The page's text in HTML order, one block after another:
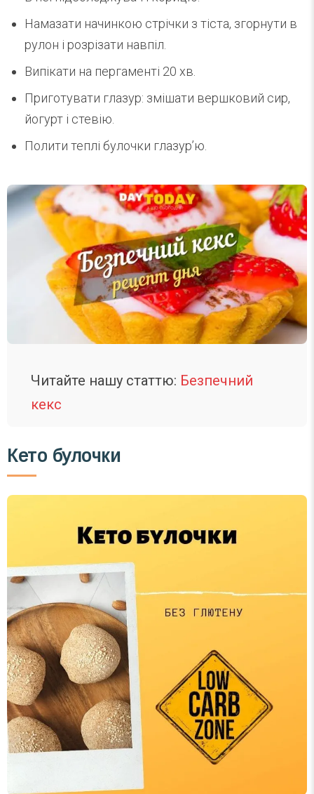
Намазати начинкою стрічки з тіста, згорнути в
рулон і розрізати навпіл.
Випікати на пергаменті 20 хв.
Приготувати глазур: змішати вершковий сир,
йогурт і стевію.
Полити теплі булочки глазур’ю.
Читайте нашу статтю: Безпечний
кекс
Кето булочки